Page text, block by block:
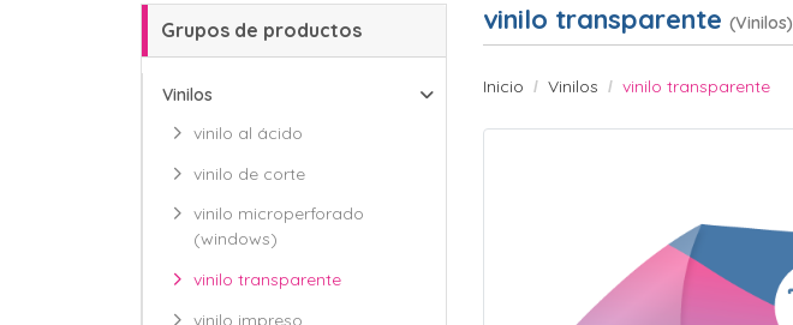
Grupos de productos
Vinilos
vinilo al ácido
vinilo de corte
vinilo microperforado
(windows)
vinilo transparente
vinilo impreso
vinilo transparente (Vinilos)
Inicio Vinilos vinilo transparente